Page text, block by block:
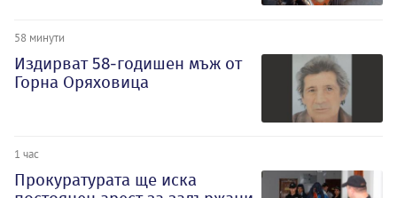
58 минути
Издирват 58-годишен мъж от
Горна Оряховица
1 час
Прокуратурата ще иска